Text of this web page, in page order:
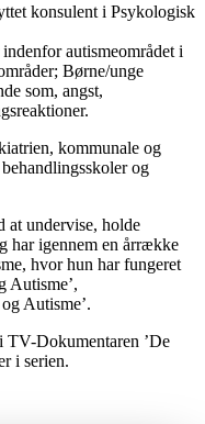
konsulent i Psykologisk
autismeområdet i
Børne/unge
som, angst,
kommunale og
og
at undervise, holde
har igennem en årrække
hvor hun har fungeret
Autisme’,
Autisme’.
TV-Dokumentaren ’De
i serien.